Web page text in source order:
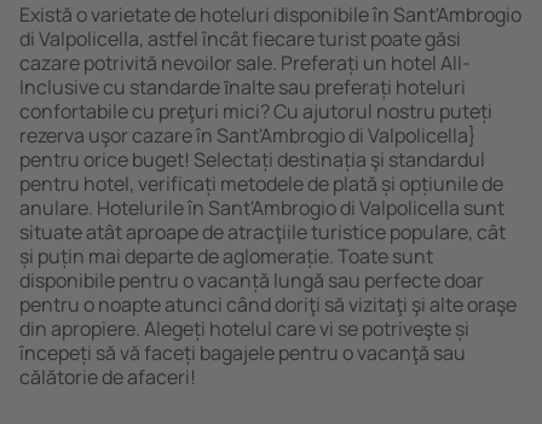
Există o varietate de hoteluri disponibile în Sant'Ambrogio
di Valpolicella, astfel încât fiecare turist poate găsi
cazare potrivită nevoilor sale. Preferați un hotel All-
Inclusive cu standarde ȋnalte sau preferați hoteluri
confortabile cu preţuri mici? Cu ajutorul nostru puteți
rezerva uşor cazare în Sant'Ambrogio di Valpolicella}
pentru orice buget! Selectați destinația şi standardul
pentru hotel, verificați metodele de plată și opțiunile de
anulare. Hotelurile în Sant'Ambrogio di Valpolicella sunt
situate atât aproape de atracţiile turistice populare, cât
și puțin mai departe de aglomerație. Toate sunt
disponibile pentru o vacanță lungă sau perfecte doar
pentru o noapte atunci când doriţi să vizitaţi şi alte oraşe
din apropiere. Alegeți hotelul care vi se potriveşte și
începeți să vă faceți bagajele pentru o vacanţă sau
călătorie de afaceri!